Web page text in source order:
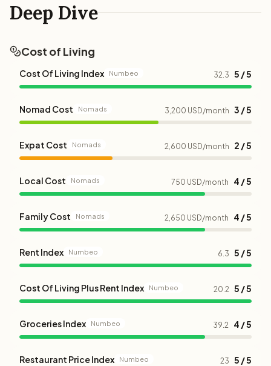
Deep Dive
Cost of Living
Cost Of Living Index Numbeo 32.3 5 / 5
Nomad Cost Nomads 3,200 USD/month 3 / 5
Expat Cost Nomads 2,600 USD/month 2 / 5
Local Cost Nomads 750 USD/month 4 / 5
Family Cost Nomads 2,650 USD/month 4 / 5
Rent Index Numbeo 6.3 5 / 5
Cost Of Living Plus Rent Index Numbeo 20.2 5 / 5
Groceries Index Numbeo 39.2 4 / 5
Restaurant Price Index Numbeo 23 5 / 5